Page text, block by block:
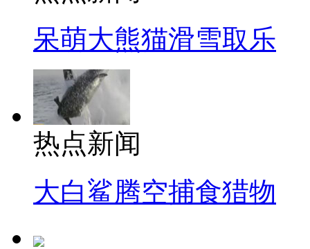
呆萌大熊猫滑雪取乐
热点新闻
大白鲨腾空捕食猎物